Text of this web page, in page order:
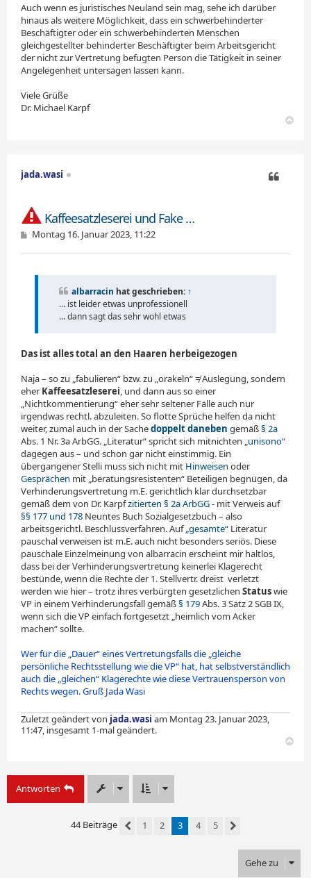
Auch wenn es juristisches Neuland sein mag, sehe ich darüber
hinaus als weitere Möglichkeit, dass ein schwerbehinderter
Beschäftigter oder ein schwerbehinderten Menschen
gleichgestellter behinderter Beschäftigter beim Arbeitsgericht
der nicht zur Vertretung befugten Person die Tätigkeit in seiner
Angelegenheit untersagen lassen kann.
Viele Grüße
Dr. Michael Karpf
jada.wasi
Kaffeesatzleserei und Fake …
B
i
Montag 16. Januar 2023, 11:22
albarracin hat geschrieben: ↑
… ist leider etwas unprofessionell
… dann sagt das sehr wohl etwas
Das ist alles total an den Haaren herbeigezogen
Naja – so zu „fabulieren“ bzw. zu „orakeln“ ≠ Auslegung, sondern
eher Kaffeesatzleserei , und dann aus so einer
„Nichtkommentierung“ eher sehr seltener Fälle auch nur
irgendwas rechtl. abzuleiten. So flotte Sprüche helfen da nicht
weiter, zumal auch in der Sachedoppelt daneben gemäß§ 2a
Abs. 1 Nr. 3a ArbGG. „Literatur“ spricht sich mitnichten „uni­sono“
dagegen aus – und schon gar nicht einstimmig. Ein
übergangener Stelli muss sich nicht mit Hinweisen oder
Gesprächen mit „beratungsresistenten“ Beteiligen begnügen, da
Verhinderungsvertretung m.E. gerichtlich klar durchsetzbar
gemäß dem von Dr. Karpfzitierten § 2a ArbGG- mit Verweis auf
§§ 177 und 178 Neuntes Buch Sozialgesetzbuch – also
arbeitsgerichtl. Beschlussverfahren. Auf „gesamte“ Literatur
pauschal verweisen ist m.E. auch nicht besonders seriös. Diese
pauschale Einzelmeinung von albarracin erscheint mir haltlos,
dass bei der Verhinderungsvertretung keinerlei Klagerecht
bestünde, wenn die Rechte der 1. Stellvertr. dreist verletzt
werden wie hier – trotz ihres verbürgten gesetzlichen Statuswie
VP in einem Verhinderungsfall gemäß§ 179Abs. 3 Satz 2 SGB IX,
wenn sich die VP einfach fortgesetzt „heimlich vom Acker
machen“ sollte.
Wer für die „Dauer“ eines Vertretungsfalls die „gleiche
persönliche Rechtsstellung wie die VP“ hat, hat selbst­verständlich
auch die „gleichen“ Klagerechte wie diese Vertrau­ens­per­son von
Rechts wegen. Gruß Jada Wasi
Zuletzt geändert von jada.wasi am Montag 23. Januar 2023,
11:47, insgesamt 1-mal geändert.
Antworten
44 Beiträge
1 2 3 4
5
Gehe zu